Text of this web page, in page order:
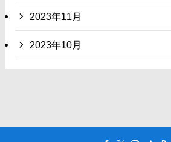
2023年11月
2023年10月